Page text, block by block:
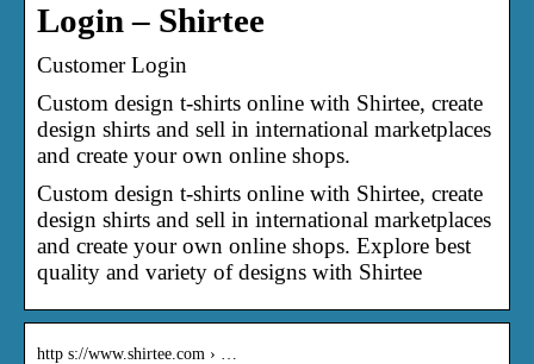
Login – Shirtee
Customer Login
Custom design t-shirts online with Shirtee, create
design shirts and sell in international marketplaces
and create your own online shops.
Custom design t-shirts online with Shirtee, create
design shirts and sell in international marketplaces
and create your own online shops. Explore best
quality and variety of designs with Shirtee
http s://www.shirtee.com › …